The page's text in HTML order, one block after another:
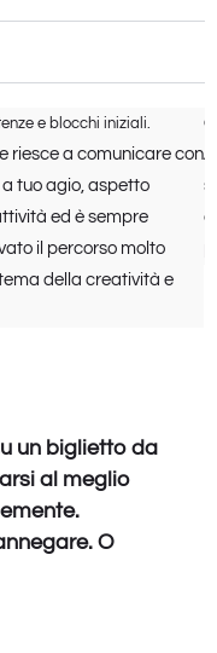
e blocchi iniziali.
riesce a comunicare con
tuo agio, aspetto
ed è sempre
il percorso molto
della creatività e
un biglietto da
al meglio
O